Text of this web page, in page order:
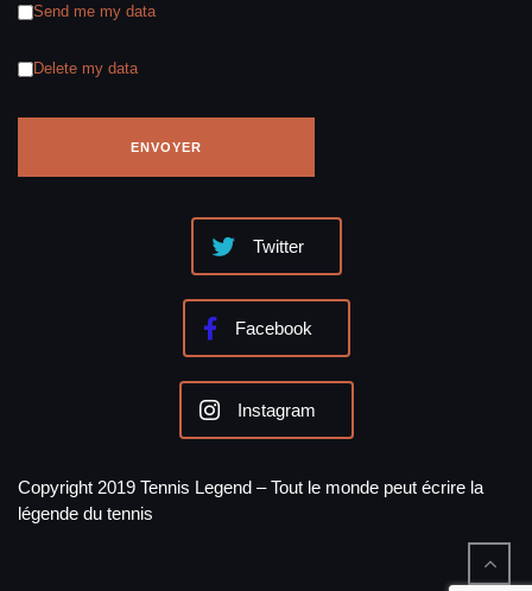
Send me my data
Delete my data
Twitter
Facebook
Instagram
Copyright 2019 Tennis Legend – Tout le monde peut écrire la
légende du tennis